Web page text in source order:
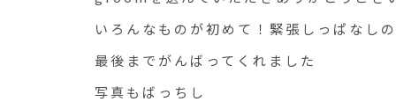
いろんなものが初めて！緊張しっぱなし
最後までがんばってくれました
写真もばっちし